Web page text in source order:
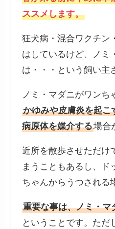
ススメします。
狂犬病・混合ワクチン
はしているけど、ノミ
は・・・という飼い主
ノミ・マダニがワンち
かゆみや皮膚炎を起こ
病原体を媒介する場合
近所を散歩させただけ
まうこともあるし、ド
ちゃんからうつされる
重要な事は、ノミ・マ
ということです。ただ